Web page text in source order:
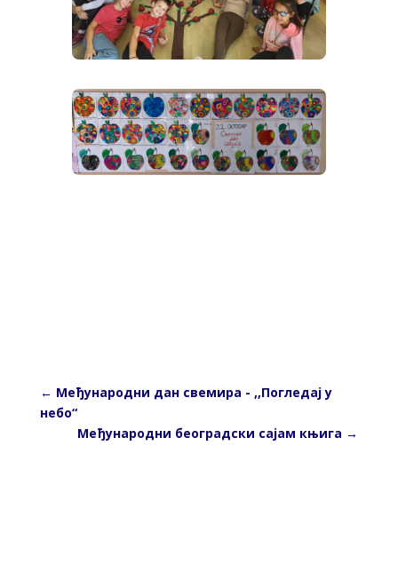
← Међународни дан свемира - ,,Погледај у
небо“
Међународни београдски сајам књига →